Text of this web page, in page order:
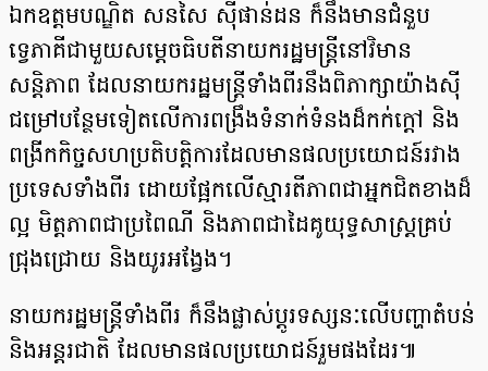
ឯកឧត្តមបណ្ឌិត សនសៃ ស៊ីផាន់ដន ក៏​នឹង​មានជំនួប​
ទ្វេភាគី​ជាមួយសម្តេច​ធិបតី​នាយករដ្ឋមន្រ្តី​នៅ​វិមាន
សន្តិភាព ដែល​នាយករដ្ឋមន្រ្តី​ទាំងពីរ​នឹង​ពិភាក្សា​យ៉ាង​ស៊ី
ជម្រៅ​បន្ថែមទៀត​លើ​ការ​ពង្រឹងទំនាក់ទំនង​ដ៏កក់ក្តៅ និង​
ពង្រីក​កិច្ច​សហប្រតិបត្តិការដែលមានផលប្រយោជន៍​រវាង
ប្រទេស​ទាំងពីរ ដោយផ្អែកលើស្មារតី​ភាពជា​អ្នកជិតខាងដ៏
ល្អ មិត្តភាព​ជាប្រពៃណី និង​ភាពជាដៃគូ​យុទ្ធសាស្រ្ត​គ្រប់
ជ្រុងជ្រោយ និង​យូរអង្វែង។
នាយករដ្ឋមន្រ្តី​ទាំងពីរ ក៏​នឹងផ្លាស់ប្តូរទស្សនៈ​លើ​បញ្ហា​តំបន់
និង​អន្តរជាតិ ដែលមាន​ផលប្រយោជន៍​រួមផងដែរ៕